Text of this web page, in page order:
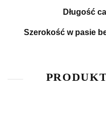
Długość
Szerokość w pasie